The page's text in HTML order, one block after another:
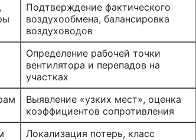
Подтверждение фактического
воздухообмена, балансировка
воздуховодов
Определение рабочей точки
вентилятора и перепадов на
участках
Выявление «узких мест», оценка
коэффициентов сопротивления
Локализация потерь, класс